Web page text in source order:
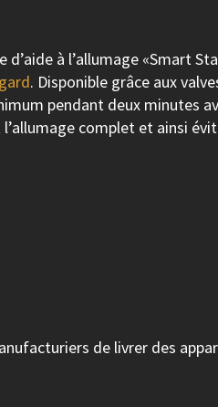
à l’allumage «Smart
. Disponible grâce aux
pendant deux minutes
complet et ainsi
de livrer des